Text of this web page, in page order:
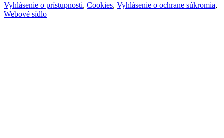
Vyhlásenie o prístupnosti, Cookies, Vyhlásenie o ochrane súkromia,
Webové sídlo